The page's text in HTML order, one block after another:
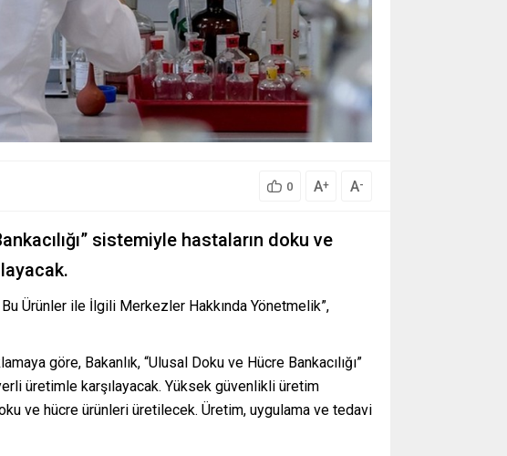
0 A+ A-
sistemiyle hastaların doku ve
Ürünler ile İlgili Merkezler Hakkında Yönetmelik”,
göre, Bakanlık, “Ulusal Doku ve Hücre Bankacılığı”
üretimle karşılayacak. Yüksek güvenlikli üretim
ve hücre ürünleri üretilecek. Üretim, uygulama ve tedavi